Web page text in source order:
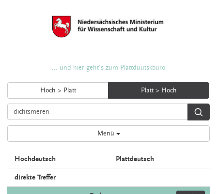
... und hier geht's zum Plattdüütskbüro
Hoch > Platt Platt > Hoch
Menü
Hochdeutsch Plattdeutsch
direkte Treffer